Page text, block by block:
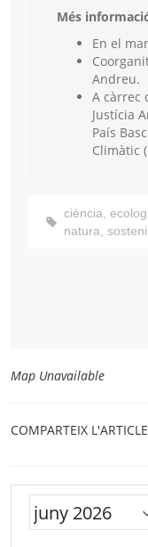
Més
En el
Andreu.
A càrrec
Justícia
País
Climàtic
ciència,
natura,
Map Unavailable
COMPARTEIX L'ARTICLE